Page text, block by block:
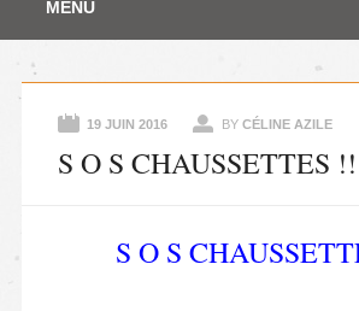
MENU
19 JUIN 2016 BY CÉLINE AZILE
S O S CHAUSSETTES
S O S